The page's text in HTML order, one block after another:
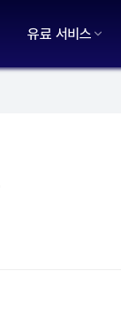
유료 서비스